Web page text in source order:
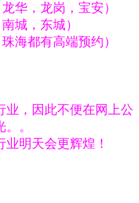
华，龙岗，宝安）
城，东城）
海都有高端预约）
业，因此不便在网上公
。
明天会更辉煌！